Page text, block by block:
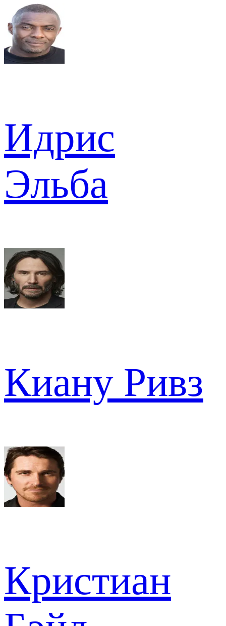
Идрис
Эльба
Киану Ривз
Кристиан